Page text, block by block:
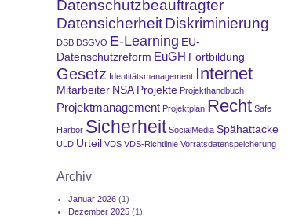
Datenschutzbeauftragter
Datensicherheit Diskriminierung
DSB DSGVO E-Learning EU-
Datenschutzreform EuGH Fortbildung
Gesetz Identitätsmanagement Internet
Mitarbeiter NSA Projekte Projekthandbuch
Projektmanagement Projektplan Recht Safe
Harbor Sicherheit SocialMedia Spähattacke
ULD Urteil VDS VDS-Richtlinie Vorratsdatenspeicherung
Archiv
Januar 2026(1)
Dezember 2025(1)